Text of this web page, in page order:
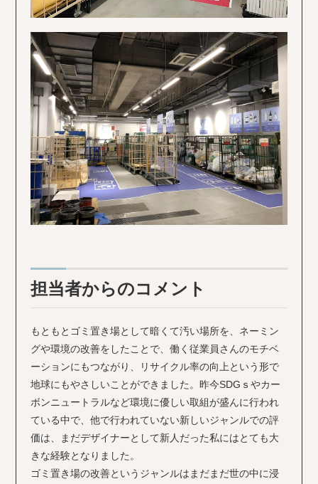
担当者からのコメント
もともとゴミ置き場として暗くて汚い場所を、ネーミン
グや環境の改善をしたことで、働く従業員さんのモチベ
ーションにもつながり、リサイクル率の向上という形で
地球にもやさしいことができました。昨今SDGｓやカー
ボンニュートラルなど環境に優しい取組が盛んに行われ
ている中で、他で行われていない新しいジャンルでの評
価は、まだデザイナーとして新人だった私にはとても大
きな経験となりました。
ゴミ置き場の改善というジャンルはまだまだ世の中に浸